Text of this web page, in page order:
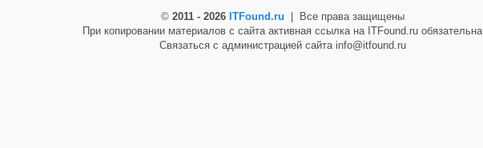
© 2011 - 2026 ITFound.ru | Все права защищены
При копировании материалов с сайта активная ссылка на ITFound.ru обязательна
Связаться с администрацией сайта info@itfound.ru